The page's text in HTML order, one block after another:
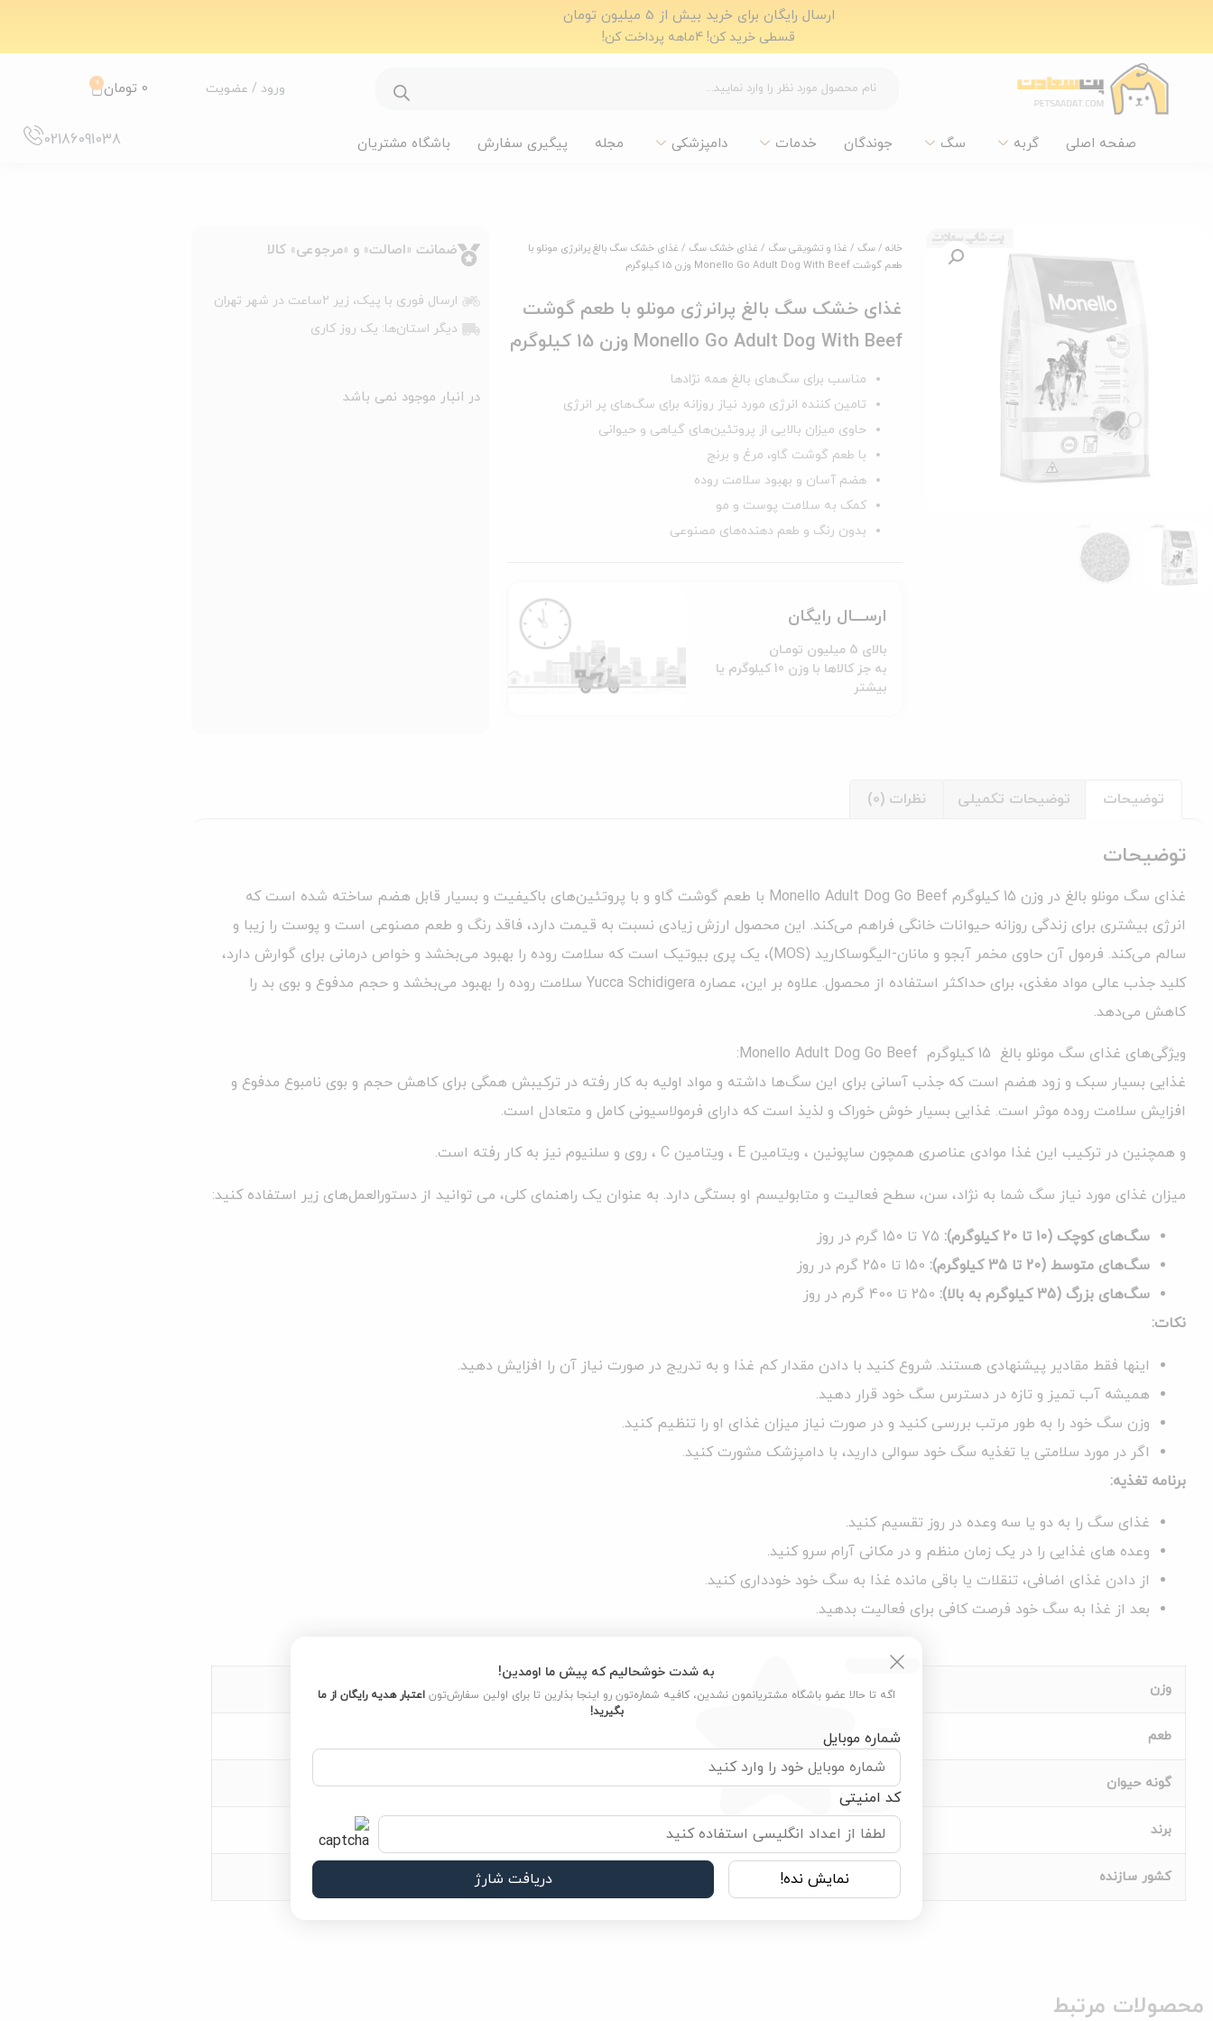
ارسال رایگان برای خرید بیش از 5 میلیون تومان
قسطی خرید کن! 4ماهه پرداخت کن!
ورود / عضویت 0 تومان 0
صفحه اصلی گربه سگ جوندگان خدمات دامپزشکی مجله پیگیری سفارش باشگاه مشتریان 02186091038
خانه /سگ / غذا و تشویقی سگ / غذای خشک سگ / غذای خشک سگ بالغ پرانرژی مونلو با
طعم گوشت Monello Go Adult Dog With Beef وزن 15 کیلوگرم
غذای خشک سگ بالغ پرانرژی مونلو با طعم گوشت
Monello Go Adult Dog With Beef وزن 15 کیلوگرم
مناسب برای سگ‌های بالغ همه نژادها
تامین کننده انرژی مورد نیاز روزانه برای سگ‌های پر انرژی
حاوی میزان بالایی از پروتئین‌های گیاهی و حیوانی
با طعم گوشت گاو، مرغ و برنج
هضم آسان و بهبود سلامت روده
کمک به سلامت پوست و مو
بدون رنگ و طعم دهنده‌های مصنوعی
ارســـال رایگان
بالای 5 میلیون تومـان
به جز کالاها با وزن 10 کیلوگرم یا
بیشتر
ضمانت «اصالت» و «مرجوعی» کالا
ارسال فوری با پیک، زیر 2ساعت در شهر تهران
دیگر استان‌ها: یک روز کاری
در انبار موجود نمی باشد
توضیحات توضیحات تکمیلی نظرات (0)
توضیحات
غذای سگ مونلو بالغ در وزن 15 کیلوگرم Monello Adult Dog Go Beef با طعم گوشت گاو و با پروتئین‌های باکیفیت و بسیار قابل هضم ساخته شده است که
انرژی بیشتری برای زندگی روزانه حیوانات خانگی فراهم می‌کند. این محصول ارزش زیادی نسبت به قیمت دارد، فاقد رنگ و طعم مصنوعی است و پوست را زیبا و
سالم می‌کند. فرمول آن حاوی مخمر آبجو و مانان-الیگوساکارید (MOS)، یک پری بیوتیک است که سلامت روده را بهبود می‌بخشد و خواص درمانی برای گوارش دارد،
کلید جذب عالی مواد مغذی، برای حداکثر استفاده از محصول. علاوه بر این، عصاره Yucca Schidigera سلامت روده را بهبود می‌بخشد و حجم مدفوع و بوی بد را
کاهش می‌دهد.
ویژگی‌های غذای سگ مونلو بالغ 15 کیلوگرم Monello Adult Dog Go Beef:
غذایی بسیار سبک و زود هضم است که جذب آسانی برای این سگ‌ها داشته و مواد اولیه به کار رفته در ترکیبش همگی برای کاهش حجم و بوی نامبوع مدفوع و
افزایش سلامت روده موثر است. غذایی بسیار خوش خوراک و لذیذ است که دارای فرمولاسیونی کامل و متعادل است.
و همچنین در ترکیب این غذا موادی عناصری همچون ساپونین ، ویتامین E ، ویتامین C ، روی و سلنیوم نیز به کار رفته است.
میزان غذای مورد نیاز سگ شما به نژاد، سن، سطح فعالیت و متابولیسم او بستگی دارد. به عنوان یک راهنمای کلی، می توانید از دستورالعمل‌های زیر استفاده کنید:
سگ‌های کوچک (10 تا 20 کیلوگرم):
سگ‌های متوسط (20 تا 35 کیلوگرم):
سگ‌های بزرگ (35 کیلوگرم به بالا):
نکات:
اینها فقط مقادیر پیشنهادی هستند. شروع کنید با دادن مقدار کم غذا و به تدریج در صورت نیاز آن را افزایش دهید.
همیشه آب تمیز و تازه در دسترس سگ خود قرار دهید.
وزن سگ خود را به طور مرتب بررسی کنید و در صورت نیاز میزان غذای او را تنظیم کنید.
اگر در مورد سلامتی یا تغذیه سگ خود سوالی دارید، با دامپزشک مشورت کنید.
برنامه تغذیه:
غذای سگ را به دو یا سه وعده در روز تقسیم کنید.
وعده های غذایی را در یک زمان منظم و در مکانی آرام سرو کنید.
از دادن غذای اضافی، تنقلات یا باقی مانده غذا به سگ خود خودداری کنید.
بعد از غذا به سگ خود فرصت کافی برای فعالیت بدهید.
وزن 15 کیلوگرم
طعم
گونه حیوان سگ
برند
کشور سازنده
محصولات مرتبط
به شدت خوشحالیم که پیش ما اومدین!
اگه تا حالا عضو باشگاه مشتریانمون نشدین، کافیه شماره‌تون رو اینجا بذارین تا برای اولین سفارش‌تون اعتبار هدیه رایگان از ما
بگیرید!
شماره موبایل
کد امنیتی
نمایش نده! دریافت شارژ